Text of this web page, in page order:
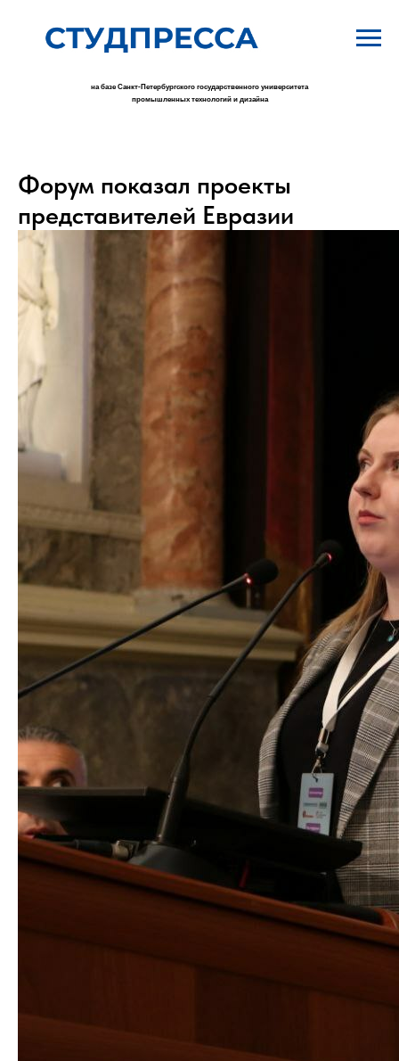
на базе Санкт-Петербургского государственного университета
промышленных технологий и дизайна
Форум показал проекты
представителей Евразии